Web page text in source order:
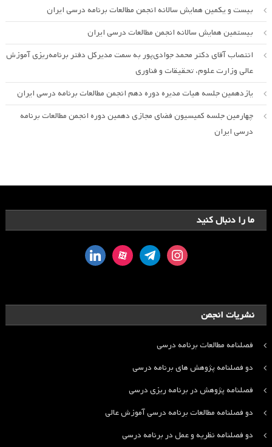
بیست و یکمین همایش سالانه انجمن مطالعات برنامه درسی ایران
بیستمین همایش سالانه انجمن مطالعات درسی ایران
انتصاب آقای دکتر محمد جوادی‌پور به سمت مدیرکل دفتر برنامه‌ریزی آموزش
عالی وزارت علوم، تحقیقات و فناوری
یازدهمین جلسه هیات مدیره دوره دهم انجمن مطالعات برنامه درسی ایران
چهارمین جلسه کمیسیون فضای مجازی دهمین دوره انجمن مطالعات برنامه
درسی ایران
ما را دنبال کنید
instagram
telegram
aparat
linkedin
نشریات انجمن
فصلنامه مطالعات برنامه درسی
دو فصلنامه پژوهش های برنامه درسی
فصلنامه پژوهش در برنامه ریزی درسی
دو فصلنامه مطالعات برنامه درسی آموزش عالی
دو فصلنامه نظریه و عمل در برنامه درسی